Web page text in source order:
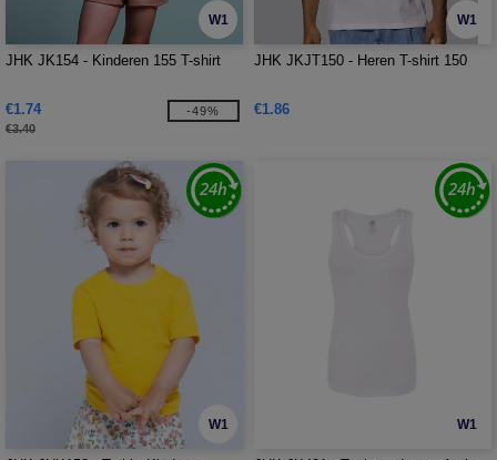
W1
JHK JK154 - Kinderen 155 T-shirt
€1.74
€3.40
-49%
W1
JHK JKJT150 - Heren T-shirt 150
€1.86
W1 W1